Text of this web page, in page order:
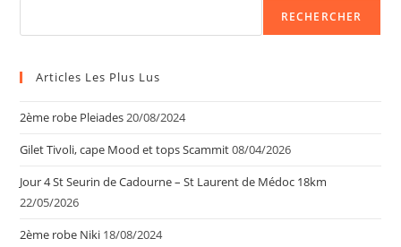
RECHERCHER
Articles Les Plus Lus
2ème robe Pleiades 20/08/2024
Gilet Tivoli, cape Mood et tops Scammit08/04/2026
Jour 4 St Seurin de Cadourne – St Laurent de Médoc 18km
22/05/2026
2ème robe Niki 18/08/2024